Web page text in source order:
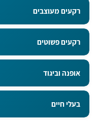
רקעים מעוצבים
רקעים פשוטים
אופנה וביגוד
בעלי חיים